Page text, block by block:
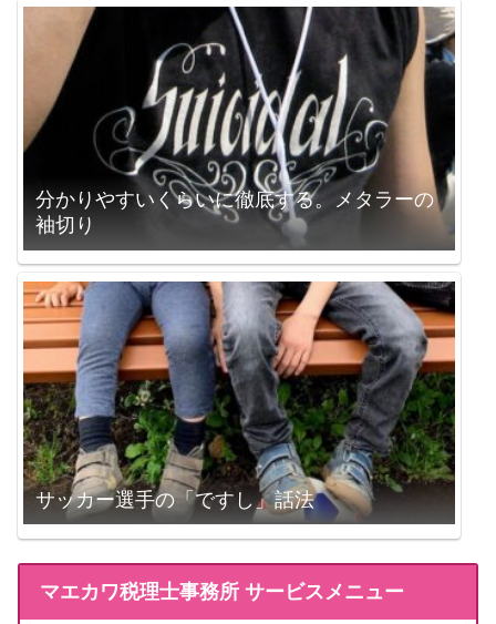
分かりやすいくらいに徹底する。メタラーの
袖切り
サッカー選手の「ですし」話法
マエカワ税理士事務所 サービスメニュー